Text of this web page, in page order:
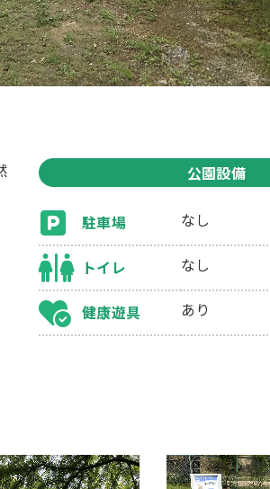
公園設備
駐車場 なし
トイレ なし
健康遊具 あり